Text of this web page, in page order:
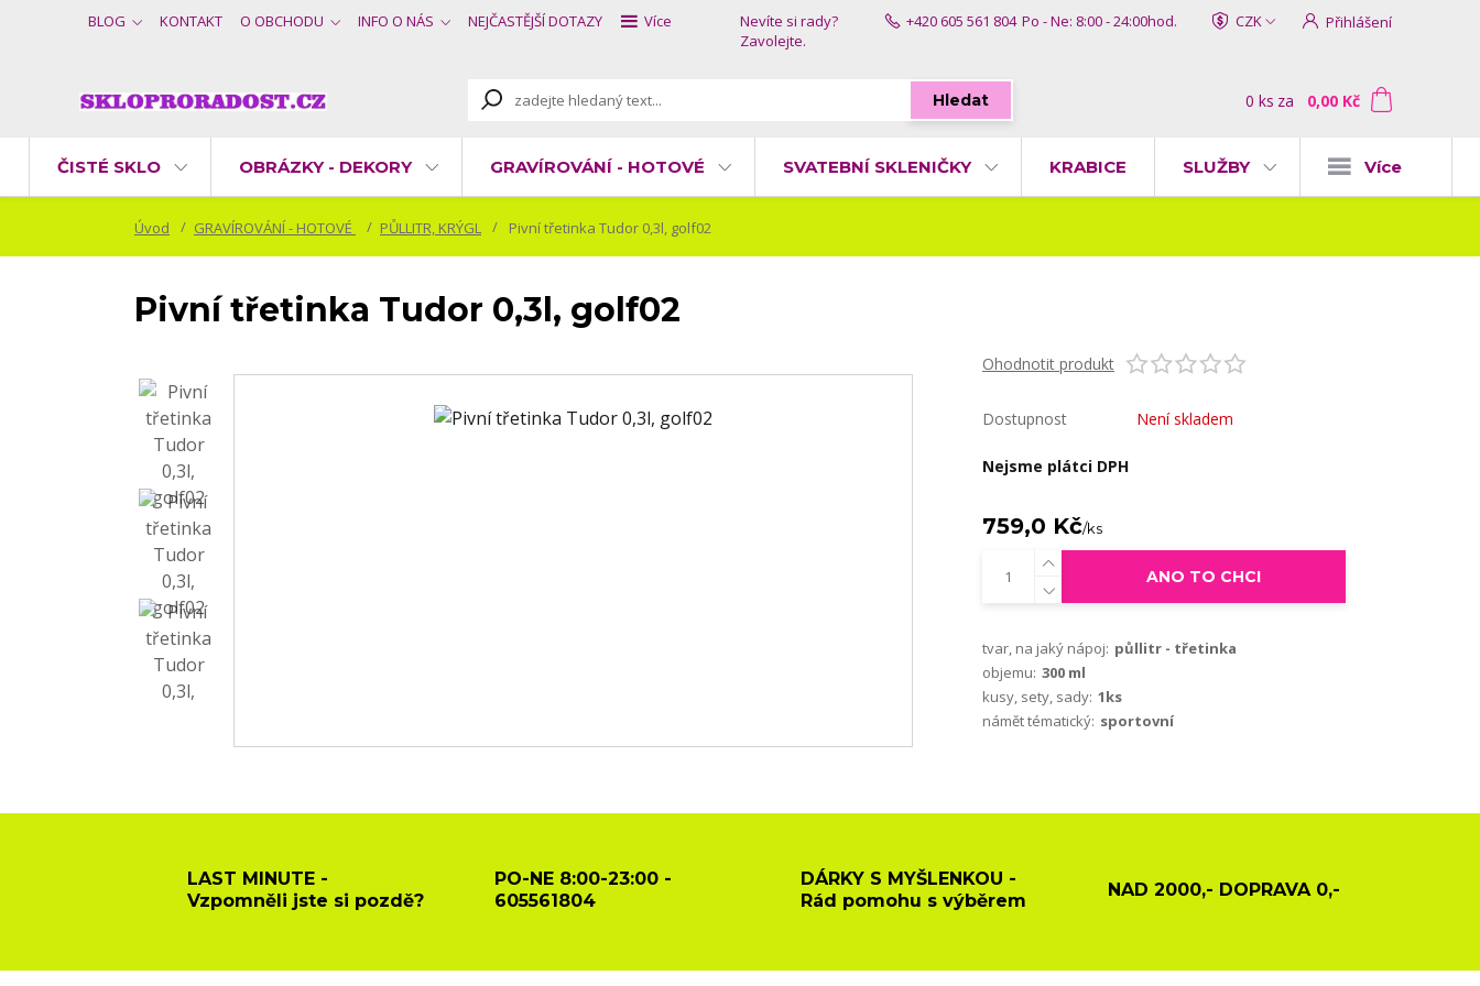
BLOG KONTAKT O OBCHODU INFO O NÁS NEJČASTĚJŠÍ DOTAZY Více CZK Přihlášení
Hledat
Nevíte si rady?
Zavolejte.
+420 605 561 804 Po - Ne: 8:00 - 24:00hod.
0 ks za 0,00 Kč
ČISTÉ SKLO OBRÁZKY - DEKORY GRAVÍROVÁNÍ - HOTOVÉ SVATEBNÍ SKLENIČKY KRABICE SLUŽBY Více
Úvod GRAVÍROVÁNÍ - HOTOVÉ PŮLLITR, KRÝGL Pivní třetinka Tudor 0,3l, golf02
Pivní třetinka Tudor 0,3l, golf02
Ohodnotit produkt
Dostupnost Není skladem
Nejsme plátci DPH
759,0 Kč/ks
ANO TO CHCI
tvar, na jaký nápoj: půllitr - třetinka
objemu: 300 ml
kusy, sety, sady: 1ks
námět tématický: sportovní
LAST MINUTE -
Vzpomněli jste si pozdě?
PO-NE 8:00-23:00 -
605561804
DÁRKY S MYŠLENKOU -
Rád pomohu s výběrem
NAD 2000,- DOPRAVA 0,-